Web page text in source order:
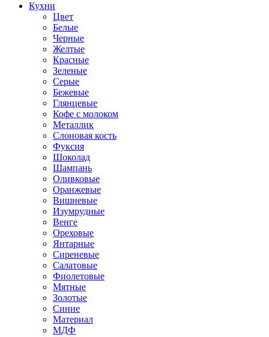
Кухни
Цвет
Белые
Черные
Желтые
Красные
Зеленые
Серые
Бежевые
Глянцевые
Кофе с молоком
Металлик
Слоновая кость
Фуксия
Шоколад
Шампань
Оливковые
Оранжевые
Вишневые
Изумрудные
Венге
Ореховые
Янтарные
Сиреневые
Салатовые
Фиолетовые
Мятные
Золотые
Синие
Материал
МДФ